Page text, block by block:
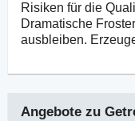
Risiken für die
Dramatische
ausbleiben.
Angebote zu